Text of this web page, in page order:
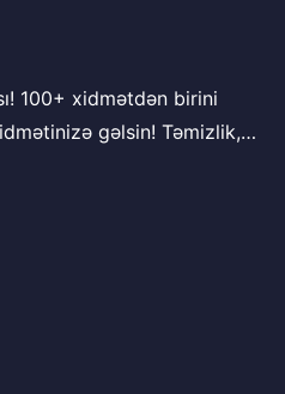
gəlsin! Təmizlik,
baxımı, gözəllik
təsdiqləyin və ödəniş
Sifarişlərinizi tətbiqdə
ilə birbaşa əlaqə saxlayın.